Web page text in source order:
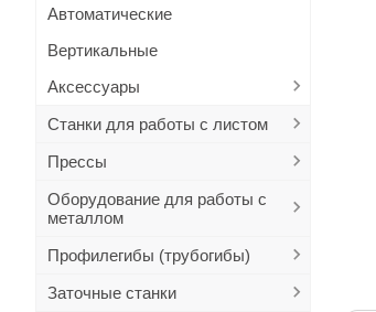
Автоматические
Вертикальные
Аксессуары
Станки для работы с листом
Прессы
Оборудование для работы с
металлом
Профилегибы (трубогибы)
Заточные станки